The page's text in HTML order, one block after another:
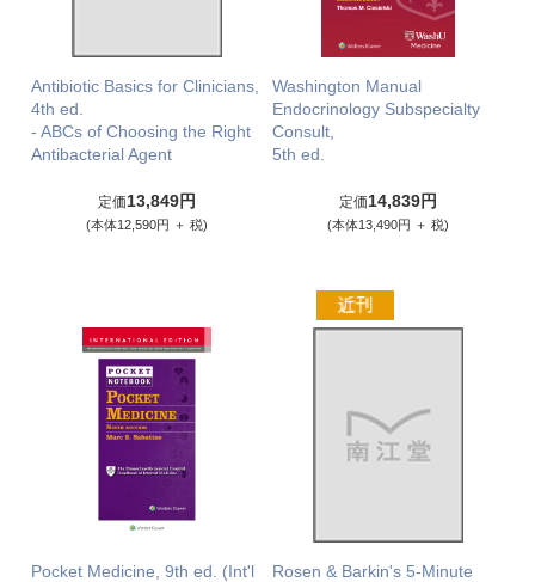
Antibiotic Basics for Clinicians,
4th ed.
- ABCs of Choosing the Right
Antibacterial Agent
定価13,849円
(本体12,590円 ＋ 税)
Washington Manual
Endocrinology Subspecialty
Consult,
5th ed.
定価14,839円
(本体13,490円 ＋ 税)
Pocket Medicine, 9th ed. (Int'l
Rosen & Barkin's 5-Minute